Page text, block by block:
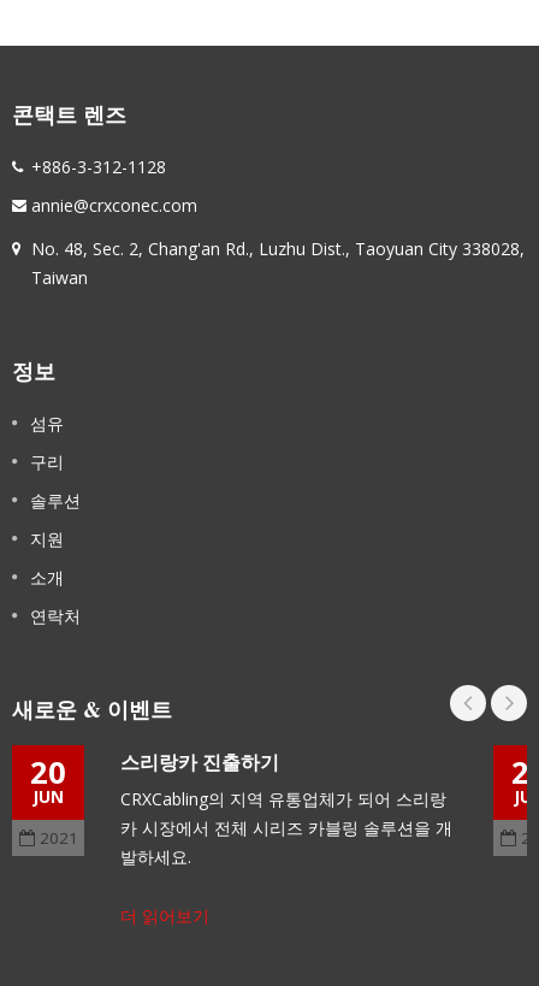
콘택트 렌즈
+886-3-312-1128
annie@crxconec.com
No. 48, Sec. 2, Chang'an Rd., Luzhu Dist., Taoyuan City 338028,
Taiwan
정보
섬유
구리
솔루션
지원
소개
연락처
새로운 & 이벤트
20
JUN
2021
스리랑카 진출하기
CRXCabling의 지역 유통업체가 되어 스리랑
카 시장에서 전체 시리즈 카블링 솔루션을 개
발하세요.
더 읽어보기